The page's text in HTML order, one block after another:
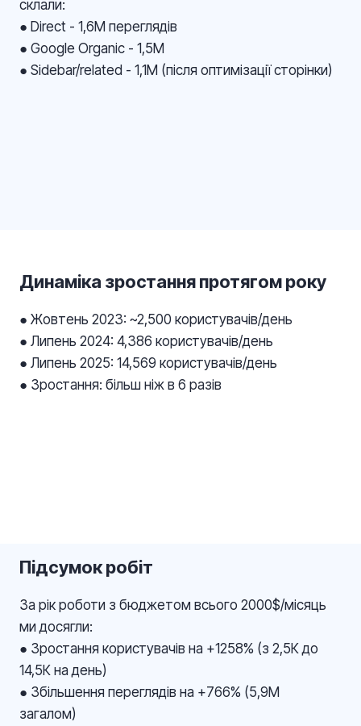
склали:
● Direct - 1,6М переглядів
● Google Organic - 1,5М
● Sidebar/related - 1,1М (після оптимізації сторінки)
Динаміка зростання протягом року
● Жовтень 2023: ~2,500 користувачів/день
● Липень 2024: 4,386 користувачів/день
● Липень 2025: 14,569 користувачів/день
● Зростання: більш ніж в 6 разів
Підсумок робіт
За рік роботи з бюджетом всього 2000$/місяць
ми досягли:
● Зростання користувачів на +1258% (з 2,5К до
14,5К на день)
● Збільшення переглядів на +766% (5,9М
загалом)